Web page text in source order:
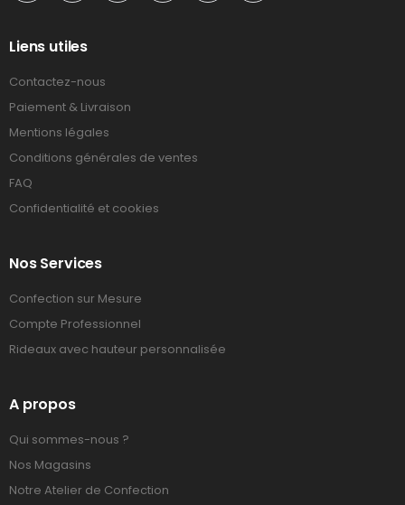
Liens utiles
Contactez-nous
Paiement & Livraison
Mentions légales
Conditions générales de ventes
FAQ
Confidentialité et cookies
Nos Services
Confection sur Mesure
Compte Professionnel
Rideaux avec hauteur personnalisée
A propos
Qui sommes-nous ?
Nos Magasins
Notre Atelier de Confection